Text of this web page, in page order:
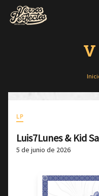
LP
Luis7Lunes & Kid
5 de junio de 2026